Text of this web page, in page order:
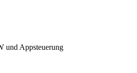
und Appsteuerung